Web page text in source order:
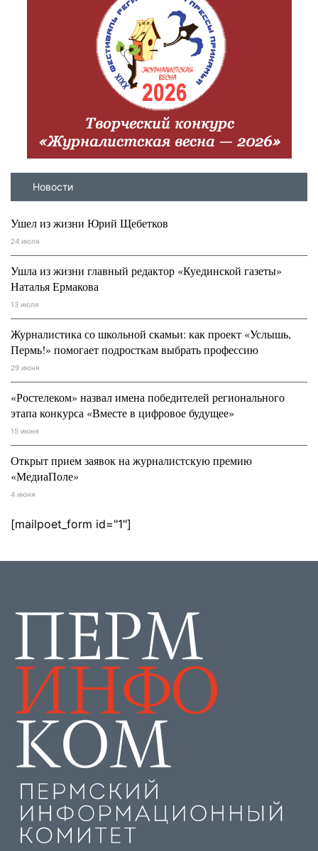
Новости
Ушел из жизни Юрий Щебетков
24 июля
Ушла из жизни главный редактор «Куединской газеты»
Наталья Ермакова
13 июля
Журналистика со школьной скамьи: как проект «Услышь,
Пермь!» помогает подросткам выбрать профессию
29 июня
«Ростелеком» назвал имена победителей регионального
этапа конкурса «Вместе в цифровое будущее»
15 июня
Открыт прием заявок на журналистскую премию
«МедиаПоле»
4 июня
[mailpoet_form id="1"]